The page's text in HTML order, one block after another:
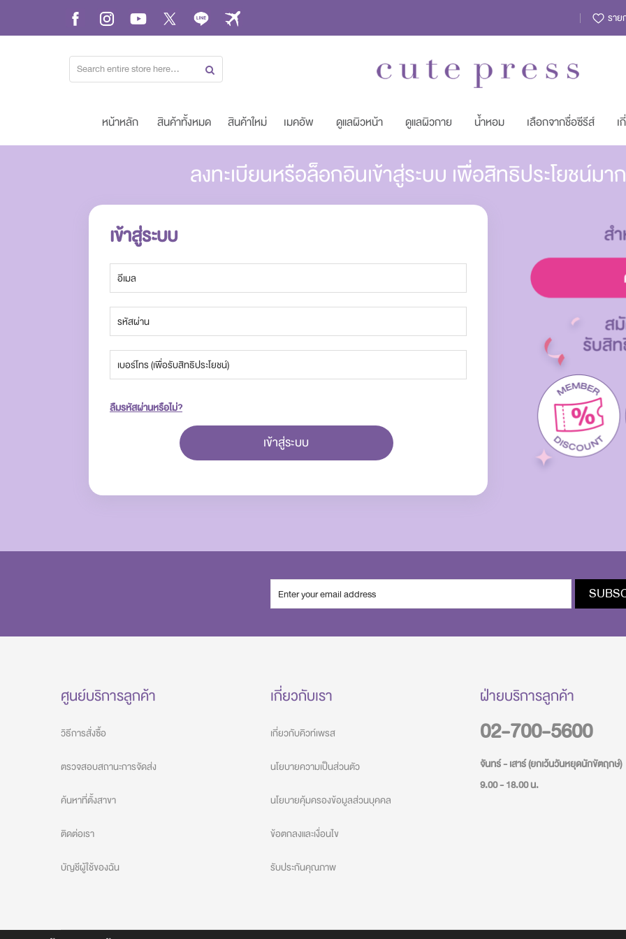
ราย
Skip
Content
หน้าหลัก สินค้าทั้งหมด สินค้าใหม่ เมคอัพ ดูแลผิวหน้า ดูแลผิวกาย น้ำหอม เลือกจากชื่อซีรีส์
ลงทะเบียนหรือล็อกอินเข้าสู่ระบบ เพื่อสิทธิประโยชน์
เข้าสู่ระบบ
ลืมรหัสผ่านหรือไม่?
เข้าสู่ระบบ
ศูนย์บริการลูกค้า
วิธีการสั่งซื้อ
ตรวจสอบสถานะการจัดส่ง
ค้นหาที่ตั้งสาขา
ติดต่อเรา
บัญชีผู้ใช้ของฉัน
เกี่ยวกับเรา
เกี่ยวกับคิวท์เพรส
นโยบายความเป็นส่วนตัว
นโยบายคุ้มครองข้อมูลส่วนบุคคล
ข้อตกลงและเงื่อนไข
รับประกันคุณภาพ
ฝ่ายบริการลูกค้า
02-700-5600
จันทร์ - เสาร์ (ยกเว้นวันหยุดนักขัตฤกษ์)
9.00 - 18.00 น.